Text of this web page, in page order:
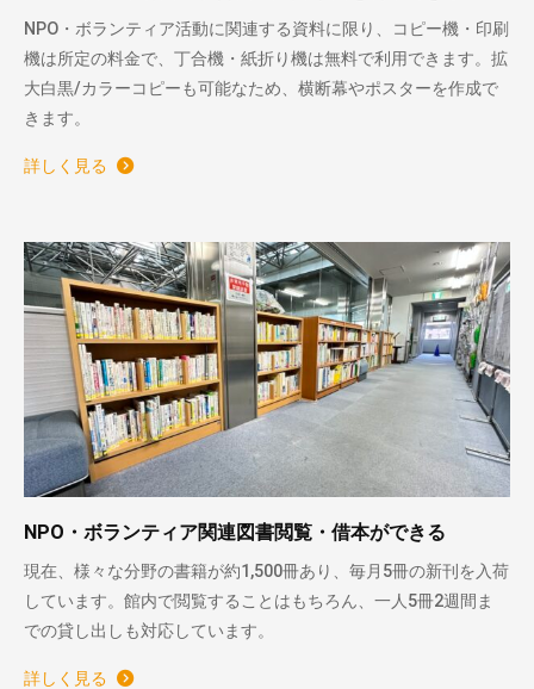
NPO・ボランティア活動に関連する資料に限り、コピー機・印刷
機は所定の料金で、丁合機・紙折り機は無料で利用できます。拡
大白黒/カラーコピーも可能なため、横断幕やポスターを作成で
きます。
詳しく見る
NPO・ボランティア関連図書閲覧・借本ができる
現在、様々な分野の書籍が約1,500冊あり、毎月5冊の新刊を入荷
しています。館内で閲覧することはもちろん、一人5冊2週間ま
での貸し出しも対応しています。
詳しく見る